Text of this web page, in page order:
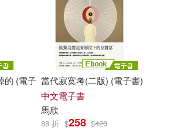
的 (電子 當代寂寞考(二版) (電子書)
中文電子書
馬欣
88 折 $258 $420